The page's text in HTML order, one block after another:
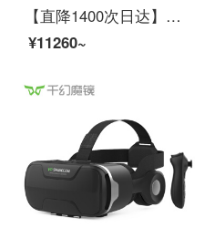
【直降1400次日达】华为VR眼镜Glass智能眼睛cv10投屏3D一体机Mate40P40通用 华为VR眼镜-VR Glass-晒单送礼包
¥11260~